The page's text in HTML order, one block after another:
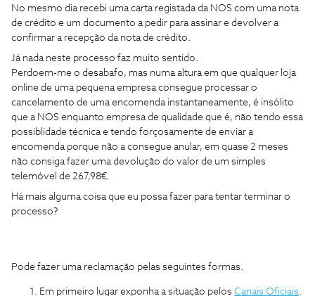
No mesmo dia recebi uma carta registada da NOS com uma nota
de crédito e um documento a pedir para assinar e devolver a
confirmar a recepção da nota de crédito.
Já nada neste processo faz muito sentido.
Perdoem-me o desabafo, mas numa altura em que qualquer loja
online de uma pequena empresa consegue processar o
cancelamento de uma encomenda instantaneamente, é insólito
que a NOS enquanto empresa de qualidade que é, não tendo essa
possiblidade técnica e tendo forçosamente de enviar a
encomenda porque não a consegue anular, em quase 2 meses
não consiga fazer uma devolução do valor de um simples
telemóvel de 267,98€.
Há mais alguma coisa que eu possa fazer para tentar terminar o
processo?
Pode fazer uma reclamação pelas seguintes formas.
Em primeiro lugar exponha a situação pelos Canais Oficiais.